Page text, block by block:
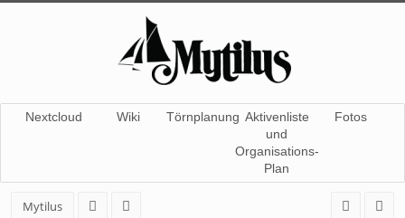
Nextcloud Wiki Törnplanung Aktivenliste
und
Organisations-
Plan
Fotos
Mytilus